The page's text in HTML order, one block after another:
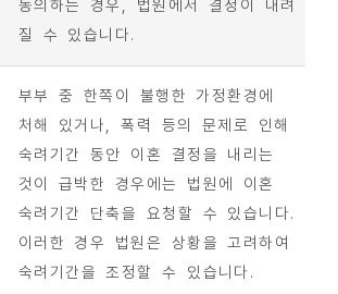
동의하는 경우, 법원에서 결정이 내려
질 수 있습니다.
부부 중 한쪽이 불행한 가정환경에
처해 있거나, 폭력 등의 문제로 인해
숙려기간 동안 이혼 결정을 내리는
것이 급박한 경우에는 법원에 이혼
숙려기간 단축을 요청할 수 있습니다.
이러한 경우 법원은 상황을 고려하여
숙려기간을 조정할 수 있습니다.